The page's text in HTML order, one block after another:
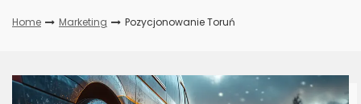
Home Marketing Pozycjonowanie Toruń